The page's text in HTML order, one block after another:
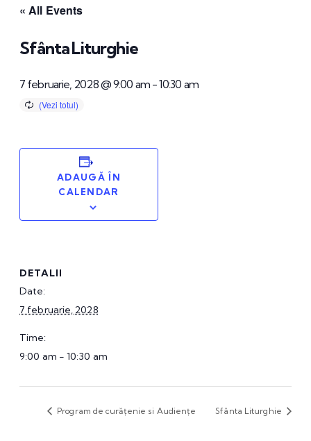
« All Events
Sfânta Liturghie
7 februarie, 2028 @ 9:00 am-10:30 am
ADAUGĂ ÎN
CALENDAR
DETALII
Date:
7 februarie, 2028
Time:
9:00 am - 10:30 am
Program de curățenie si Audiențe Sfânta Liturghie